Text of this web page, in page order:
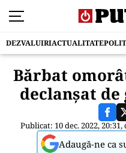
DEZVALUIRIACTUALITATE
Bărbat
declanşat
Publicat: 10 dec. 2022, 20:31,
Adaugă-ne ca